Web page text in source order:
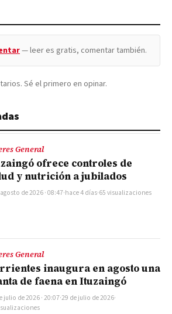
— leer es gratis, comentar también.
Sé el primero en opinar.
General
ofrece controles de
y nutrición a jubilados
de 2026 · 08:47·hace 4 días·65 visualizaciones
General
inaugura en agosto una
de faena en Ituzaingó
julio de 2026 · 20:07·29 de julio de 2026·